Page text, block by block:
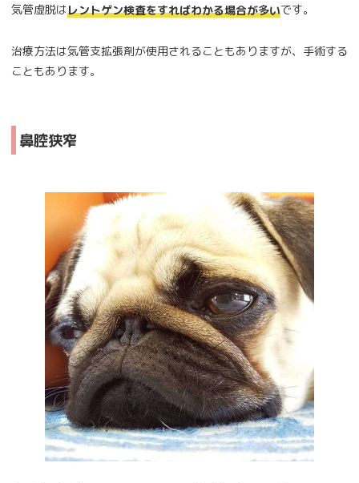
気管虚脱はレントゲン検査をすればわかる場合が多いです。
治療方法は気管支拡張剤が使用されることもありますが、手術する
こともあります。
鼻腔狭窄